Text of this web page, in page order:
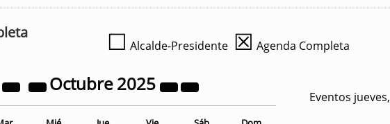
☐ Alcalde-Presidente ☒ Agenda Completa
Octubre2025
Eventos